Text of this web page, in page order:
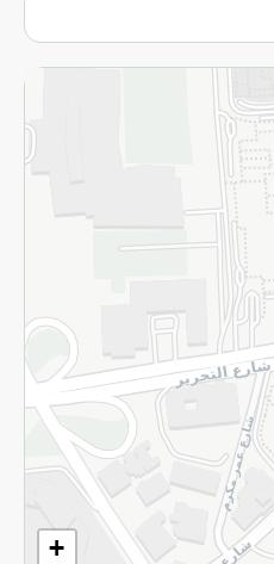
+
سياسة الاستخدام